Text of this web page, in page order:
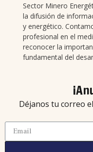
Sector Minero
la difusión de
y energético.
profesional en el
reconocer la
fundamental del
Déjanos tu correo